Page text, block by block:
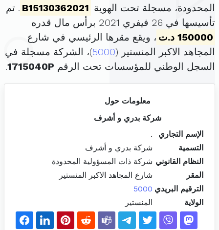
المحدودة، مسجلة تحت الهوية B15130362021 . تم
تأسيسها في 26 فيفري 2021 برأس مال قدره
150000 د.ت
، ويقع مقرها الرئيسي في شارع
المجاهد الاكبر المنستير (5000)، الشركة مسجلة في
السجل الوطني للمؤسسات تحت الرقم 1715040P
.
معلومات حول
شركة بدري و أشرف
الإسم التجاري
.
التسمية
شركة بدري و أشرف
النظام القانوني شركة ذات المسؤولية المحدودة
المقر
شارع المجاهد الاكبر المنستير
الترقيم البريدي 5000
الولاية
المنستير